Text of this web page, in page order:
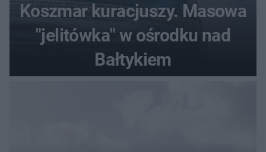
Koszmar kuracjuszy. Masowa
"jelitówka" w ośrodku nad
Bałtykiem